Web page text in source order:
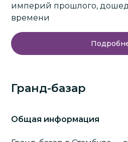
империй прошлого,
времени
Гранд-базар
Общая информация